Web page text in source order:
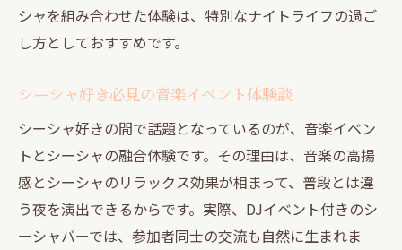
シャを組み合わせた体験は、特別なナイトライフの過ご
し方としておすすめです。
シーシャ好き必見の音楽イベント体験談
シーシャ好きの間で話題となっているのが、音楽イベン
トとシーシャの融合体験です。その理由は、音楽の高揚
感とシーシャのリラックス効果が相まって、普段とは違
う夜を演出できるからです。実際、DJイベント付きのシ
ーシャバーでは、参加者同士の交流も自然に生まれま